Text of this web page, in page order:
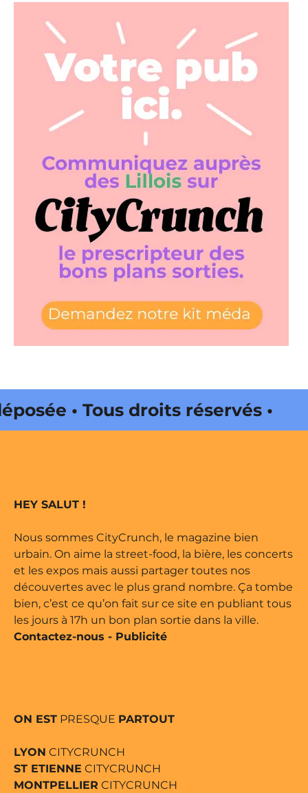
• Tous droits réservés •
HEY SALUT !
Nous sommes CityCrunch, le magazine bien
urbain. On aime la street-food, la bière, les concerts
et les expos mais aussi partager toutes nos
découvertes avec le plus grand nombre. Ça tombe
bien, c’est ce qu’on fait sur ce site en publiant tous
les jours à 17h un bon plan sortie dans la ville.
Contactez-nous - Publicité
ON EST PRESQUE PARTOUT
LYON CITYCRUNCH
ST ETIENNE CITYCRUNCH
MONTPELLIER CITYCRUNCH